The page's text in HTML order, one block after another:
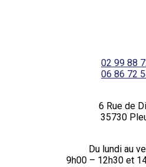
02 99 88
06 86 72
6 Rue de
35730
Du lundi au
9h00 – 12h30 et